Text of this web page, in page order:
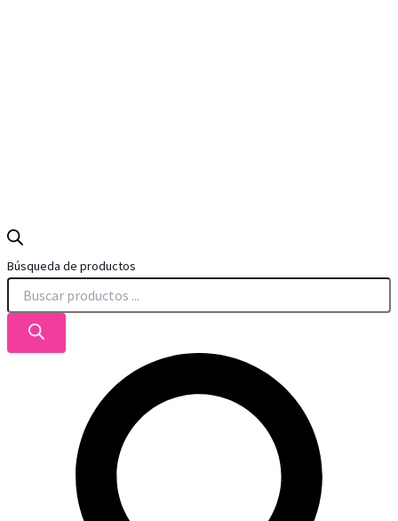
Búsqueda de productos